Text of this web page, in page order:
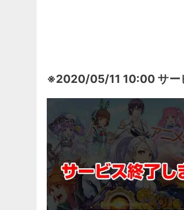
※2020/05/11 10:00 サー